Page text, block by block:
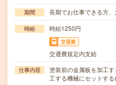
期間 長期でお仕事できる方、
時給 時給1250円
交通費
交通費規定内支給
仕事内容
塗装前の金属板を加工
工する機械にセットす